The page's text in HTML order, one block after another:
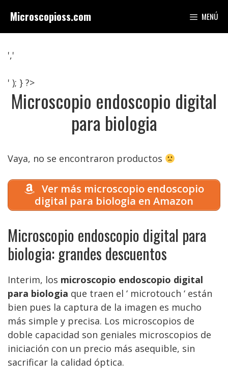
contenido
Microscopioss.com MENÚ
','
' ); } ?>
Microscopio endoscopio digital
para biologia
Vaya, no se encontraron productos
Ver más microscopio endoscopio
digital para biologia en Amazon
Microscopio endoscopio digital para
biologia: grandes descuentos
Interim, los microscopio endoscopio digital
para biologia que traen el ‘ microtouch ‘ están
bien pues la captura de la imagen es mucho
más simple y precisa. Los microscopios de
doble capacidad son geniales microscopios de
iniciación con un precio más asequible, sin
sacrificar la calidad óptica.